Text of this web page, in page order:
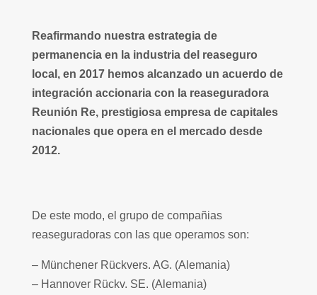
Reafirmando nuestra estrategia de
permanencia en la industria del reaseguro
local, en 2017 hemos alcanzado un acuerdo de
integración accionaria con la reaseguradora
Reunión Re, prestigiosa empresa de capitales
nacionales que opera en el mercado desde
2012.
De este modo, el grupo de compañias
reaseguradoras con las que operamos son:
– Münchener Rückvers. AG. (Alemania)
– Hannover Rückv. SE. (Alemania)